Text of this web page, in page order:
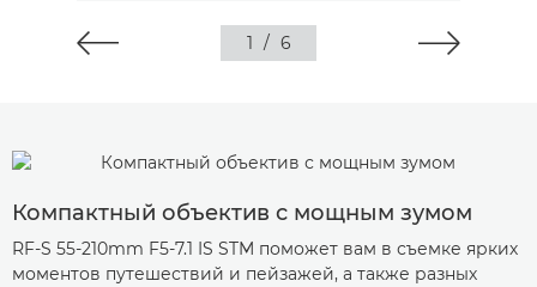
1 / 6
Компактный объектив с мощным зумом
RF-S 55-210mm F5-7.1 IS STM поможет вам в съемке ярких
моментов путешествий и пейзажей, а также разных